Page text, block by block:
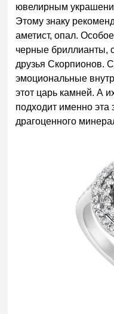
ювелирным
Этому знаку
аметист, опал.
черные бриллианты,
друзья Скорпионов.
эмоциональные
этот царь камней. А
подходит именно эта
драгоценного